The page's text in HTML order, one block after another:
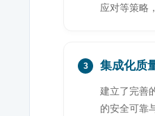
应对等策略
3 集成化质
建立了完善
的安全可靠